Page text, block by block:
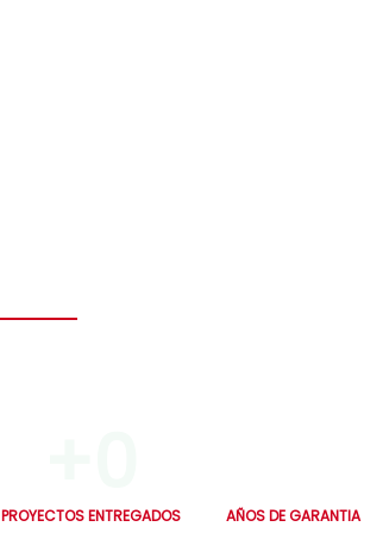
PROYECTOS ENTREGADOS AÑOS DE GARANTIA